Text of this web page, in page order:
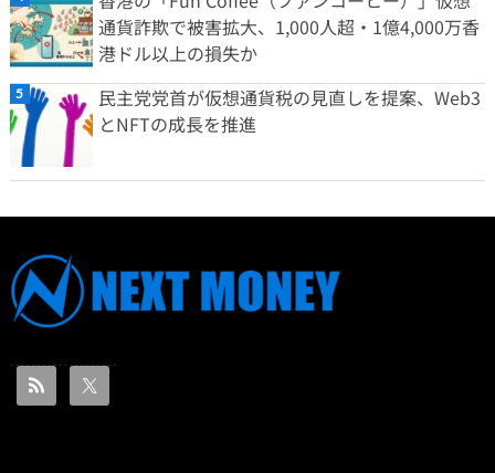
通貨詐欺で被害拡大、1,000人超・1億4,000万香
港ドル以上の損失か
民主党党首が仮想通貨税の見直しを提案、Web3
とNFTの成長を推進